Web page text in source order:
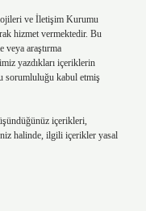
ve İletişim Kurumu
hizmet vermektedir. Bu
veya araştırma
yazdıkları içeriklerin
sorumluluğu kabul etmiş
içerikleri,
halinde, ilgili içerikler yasal